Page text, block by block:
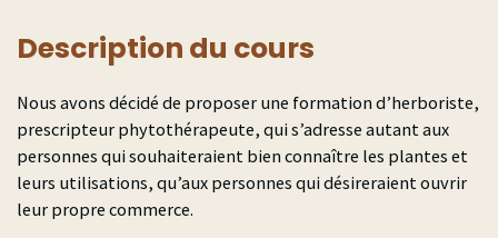
Description du cours
Nous avons décidé de proposer une formation d’herboriste,
prescripteur phytothérapeute, qui s’adresse autant aux
personnes qui souhaiteraient bien connaître les plantes et
leurs utilisations, qu’aux personnes qui désireraient ouvrir
leur propre commerce.